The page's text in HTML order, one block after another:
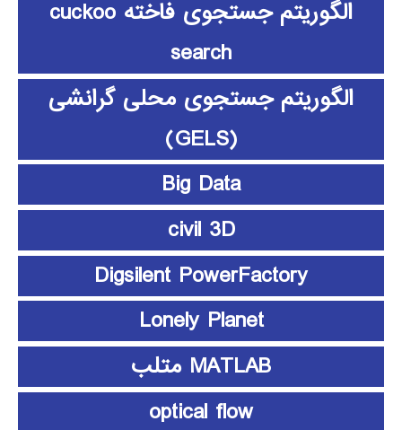
الگوریتم جستجوی فاخته cuckoo
search
الگوریتم جستجوی محلی گرانشی
(GELS)
Big Data
civil 3D
Digsilent PowerFactory
Lonely Planet
MATLAB متلب
optical flow